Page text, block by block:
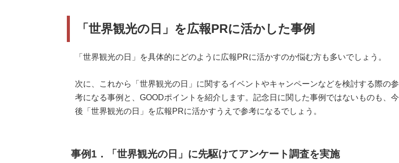
「世界観光の日」を広報PRに活かした事例
「世界観光の日」を具体的にどのように広報PRに活かすのか悩む方も多いでしょう。
次に、これから「世界観光の日」に関するイベントやキャンペーンなどを検討する際の参
考になる事例と、GOODポイントを紹介します。記念日に関した事例ではないものも、今
後「世界観光の日」を広報PRに活かすうえで参考になるでしょう。
事例1．「世界観光の日」に先駆けてアンケート調査を実施